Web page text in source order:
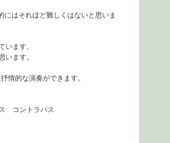
はそれほど難しくはないと思いま
います。
います。
情的な演奏ができます。
コントラバス